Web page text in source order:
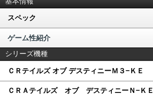
スペック
ゲーム性紹介
シリーズ機種
ＣＲテイルズ オブ デスティニーＭ３−ＫＥ
ＣＲＡテイルズ オブ デスティニーＮ−ＫＥ